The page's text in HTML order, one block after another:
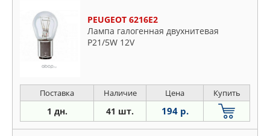
PEUGEOT 6216E2
Лампа галогенная двухнитевая
P21/5W 12V
Поставка Наличие Цена Купить
1 дн. 41 шт. 194 р.